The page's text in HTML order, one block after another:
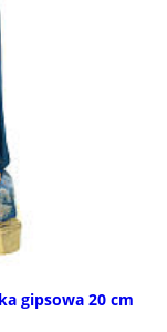
gipsowa 20 cm